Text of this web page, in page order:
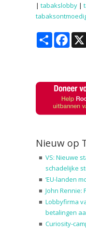
| tabakslobby |
Share
Nieuw op
VS: Nieuwe
schadelijke
‘EU-landen
John Rennie:
Lobbyfirma
betalingen
Curiosity-